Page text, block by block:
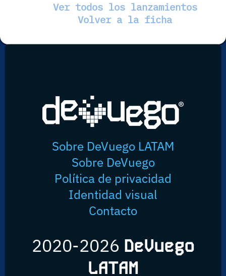
Ver todos los lanzamientos
Volver a la ficha
Sobre DeVuego LATAM
Sobre DeVuego
Política de privacidad
Identidad visual
Contacto
2020-2026 DeVuego
LATAM